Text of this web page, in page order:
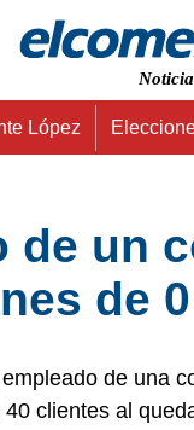
López
de un
de
de una
clientes al